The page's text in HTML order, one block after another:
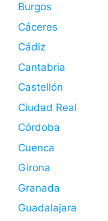
Burgos
Cáceres
Cádiz
Cantabria
Castellón
Ciudad Real
Córdoba
Cuenca
Girona
Granada
Guadalajara